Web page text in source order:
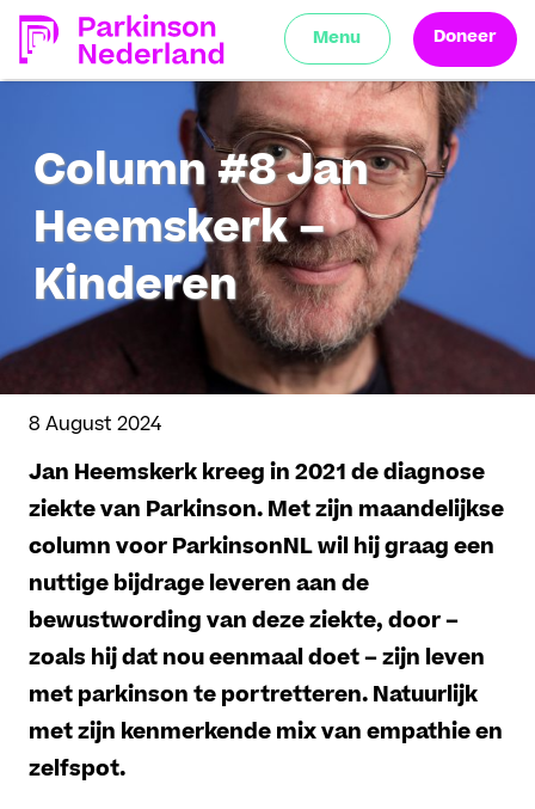
Menu Doneer
Column #8 Jan
Heemskerk –
Kinderen
8 August 2024
Jan Heemskerk kreeg in 2021 de diagnose
ziekte van Parkinson. Met zijn maandelijkse
column voor ParkinsonNL wil hij graag een
nuttige bijdrage leveren aan de
bewustwording van deze ziekte, door –
zoals hij dat nou eenmaal doet – zijn leven
met parkinson te portretteren. Natuurlijk
met zijn kenmerkende mix van empathie en
zelfspot.